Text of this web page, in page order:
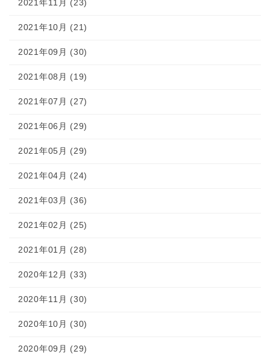
2021年11月 (23)
2021年10月 (21)
2021年09月 (30)
2021年08月 (19)
2021年07月 (27)
2021年06月 (29)
2021年05月 (29)
2021年04月 (24)
2021年03月 (36)
2021年02月 (25)
2021年01月 (28)
2020年12月 (33)
2020年11月 (30)
2020年10月 (30)
2020年09月 (29)